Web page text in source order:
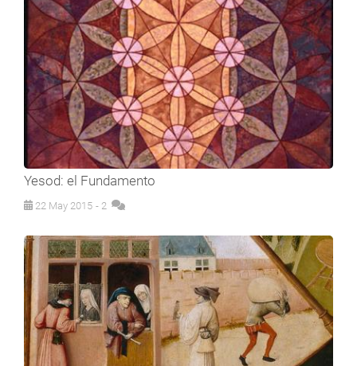
Yesod: el Fundamento
22 May 2015 - 2